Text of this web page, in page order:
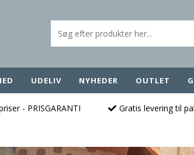
UDELIV NYHEDER OUTLET
- PRISGARANTI Gratis levering til